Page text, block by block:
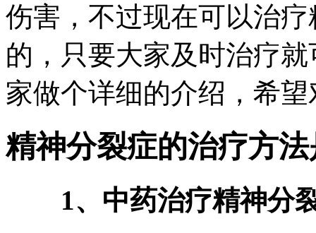
伤害，不过现在可以治
的，只要大家及时治疗
家做个详细的介绍，希
精神分裂症的治疗方
1、中药治疗精神分